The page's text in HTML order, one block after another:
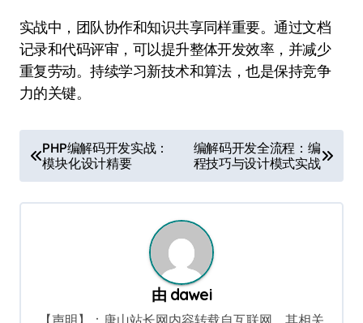
实战中，团队协作和知识共享同样重要。通过文档
记录和代码评审，可以提升整体开发效率，并减少
重复劳动。持续学习新技术和算法，也是保持竞争
力的关键。
章
导
PHP编解码开发实战：
模块化设计精要
编解码开发全流程：编
程技巧与设计模式实战
由 dawei
【声明】：唐山站长网内容转载自互联网，其相关